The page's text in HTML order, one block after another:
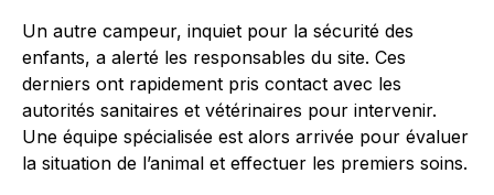
Un autre campeur, inquiet pour la sécurité des
enfants, a alerté les responsables du site. Ces
derniers ont rapidement pris contact avec les
autorités sanitaires et vétérinaires pour intervenir.
Une équipe spécialisée est alors arrivée pour évaluer
la situation de l’animal et effectuer les premiers soins.